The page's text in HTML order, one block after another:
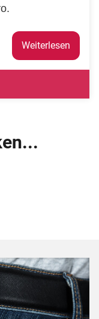
Weiterlesen